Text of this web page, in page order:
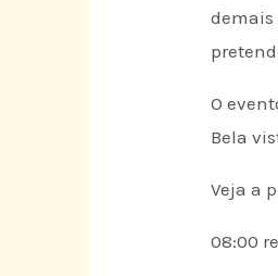
demais
O
Bela
Veja a
08:00